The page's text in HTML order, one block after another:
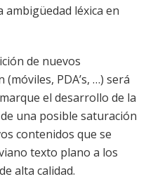
léxica en
de nuevos
PDA’s, …) será
el desarrollo de la
una posible saturación
contenidos que se
texto plano a los
alta calidad.